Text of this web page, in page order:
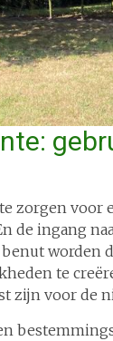
zorgen
de ingang
worden
te
zijn voor de